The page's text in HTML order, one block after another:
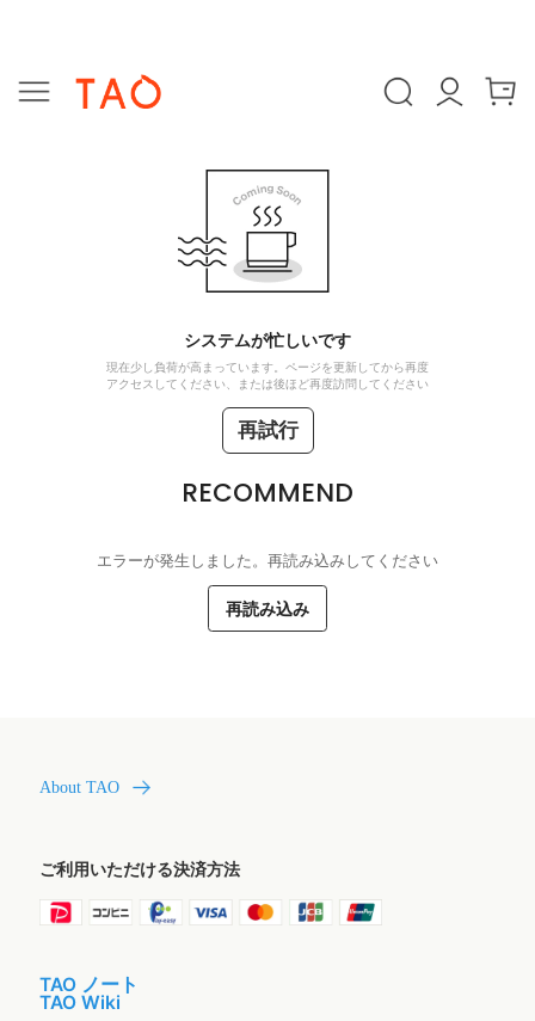
システムが忙しいです
現在少し負荷が高まっています。ページを更新してから再度
アクセスしてください、または後ほど再度訪問してください
再試行
RECOMMEND
エラーが発生しました。再読み込みしてください
再読み込み
About TAO
ご利用いただける決済方法
TAO ノート
TAO Wiki